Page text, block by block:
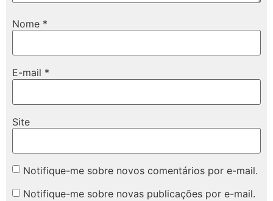
Nome *
E-mail *
Site
Notifique-me sobre novos comentários por e-mail.
Notifique-me sobre novas publicações por e-mail.